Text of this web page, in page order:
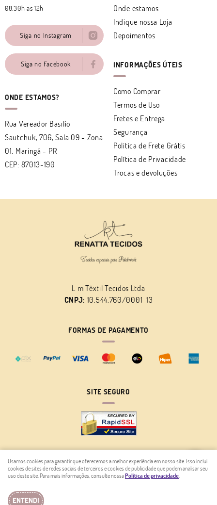
08.30h as 12h
Siga no Instagram
Siga no Facebook
ONDE ESTAMOS?
Rua Vereador Basílio
Sautchuk, 706, Sala 09 - Zona
01, Maringá - PR
CEP: 87013-190
Onde estamos
Indique nossa Loja
Depoimentos
INFORMAÇÕES ÚTEIS
Como Comprar
Termos de Uso
Fretes e Entrega
Segurança
Politica de Frete Grátis
Política de Privacidade
Trocas e devoluções
L m Têxtil Tecidos Ltda
CNPJ: 10.544.760/0001-13
FORMAS DE PAGAMENTO
SITE SEGURO
LOJA VIRTUAL CRIADA POR
Usamos cookies para garantir que oferecemos a melhor experiência em nosso site. Isso inclui
cookies de sites de redes sociais de terceiros e cookies de publicidade que podem analisar seu
uso deste site. Para mais informações, consulte nossaPolítica de privacidade.
ENTENDI